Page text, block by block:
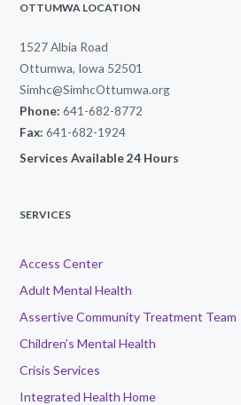
OTTUMWA LOCATION
1527 Albia Road
Ottumwa, Iowa 52501
Simhc@SimhcOttumwa.org
Phone: 641-682-8772
Fax: 641-682-1924
Services Available 24 Hours
SERVICES
Access Center
Adult Mental Health
Assertive Community Treatment Team
Children’s Mental Health
Crisis Services
Integrated Health Home